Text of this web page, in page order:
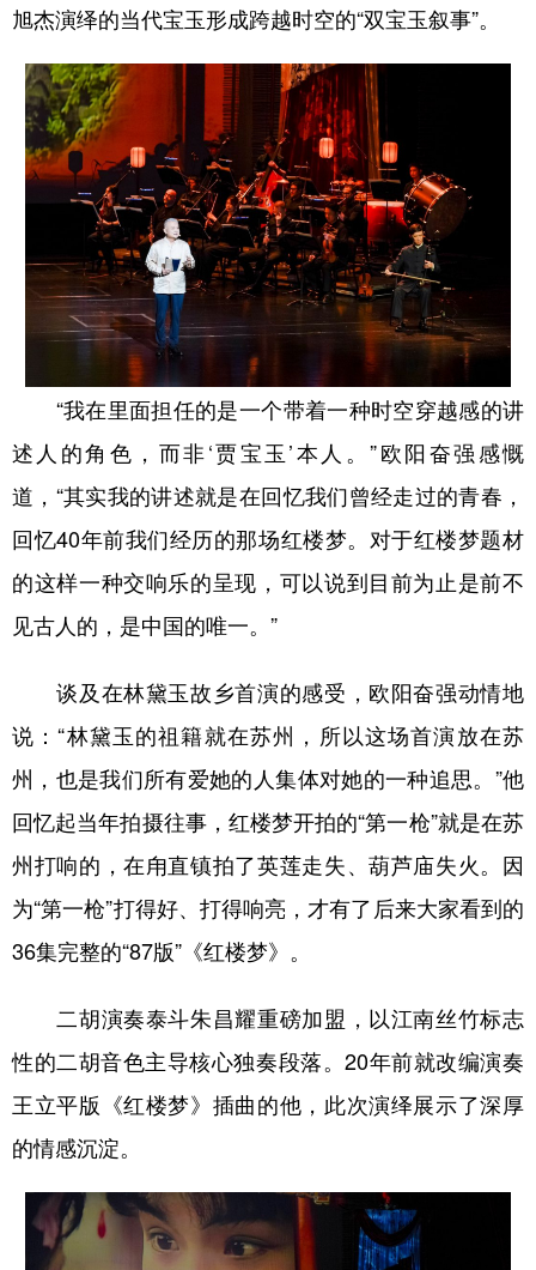
旭杰演绎的当代宝玉形成跨越时空的“双宝玉叙事”。
“我在里面担任的是一个带着一种时空穿越感的讲
述人的角色，而非‘贾宝玉’本人。”欧阳奋强感慨
道，“其实我的讲述就是在回忆我们曾经走过的青春，
回忆40年前我们经历的那场红楼梦。对于红楼梦题材
的这样一种交响乐的呈现，可以说到目前为止是前不
见古人的，是中国的唯一。”
谈及在林黛玉故乡首演的感受，欧阳奋强动情地
说：“林黛玉的祖籍就在苏州，所以这场首演放在苏
州，也是我们所有爱她的人集体对她的一种追思。”他
回忆起当年拍摄往事，红楼梦开拍的“第一枪”就是在苏
州打响的，在甪直镇拍了英莲走失、葫芦庙失火。因
为“第一枪”打得好、打得响亮，才有了后来大家看到的
36集完整的“87版”《红楼梦》。
二胡演奏泰斗朱昌耀重磅加盟，以江南丝竹标志
性的二胡音色主导核心独奏段落。20年前就改编演奏
王立平版《红楼梦》插曲的他，此次演绎展示了深厚
的情感沉淀。